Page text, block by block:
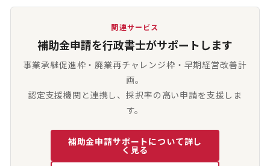
関連サービス
補助金申請を行政書士がサポートします
事業承継促進枠・廃業再チャレンジ枠・早期経営改善計
画。
認定支援機関と連携し、採択率の高い申請を支援しま
す。
補助金申請サポートについて詳し
く見る